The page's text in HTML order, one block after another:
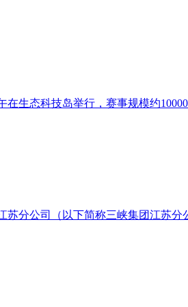
生态科技岛举行，赛事规模约10000
分公司（以下简称三峡集团江苏分